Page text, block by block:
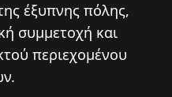
έξυπνης πόλης,
συμμετοχή και
περιεχομένου